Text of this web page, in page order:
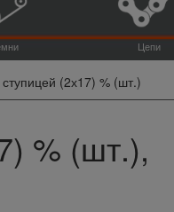
Цепи
(2х17) % (шт.)
% (шт.),